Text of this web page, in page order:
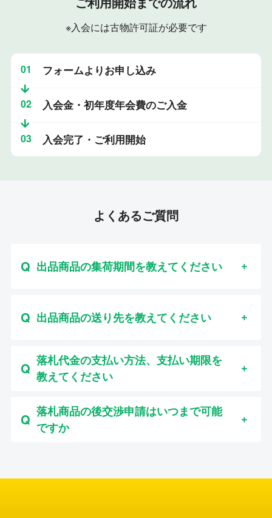
※入会には古物許可証が必要です
01 フォームよりお申し込み
02 入会金・初年度年会費のご入金
03 入会完了・ご利用開始
よくあるご質問
出品商品の集荷期間を教えてください
出品商品の送り先を教えてください
落札代金の支払い方法、支払い期限を
教えてください
落札商品の後交渉申請はいつまで可能
ですか